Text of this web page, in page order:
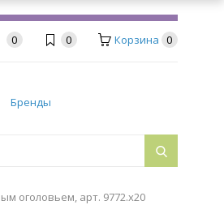
0 0 Корзина 0
Бренды
оголовьем, арт. 9772.x20